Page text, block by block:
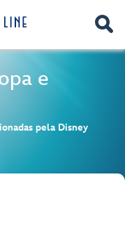
e
pela Disney